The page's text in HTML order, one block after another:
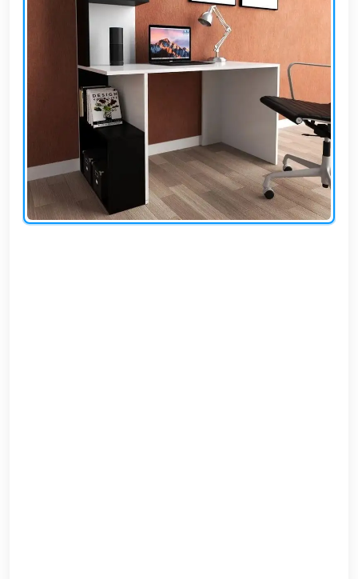
الحيوانات
أدوات
نظافة
EN
تسجيل